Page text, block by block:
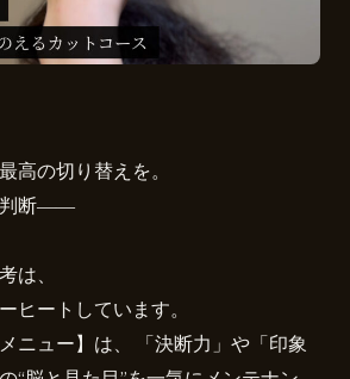
高の切り替えを。
判断――
は、
ヒートしています。
ニュー】は、 「決断力」や「印象